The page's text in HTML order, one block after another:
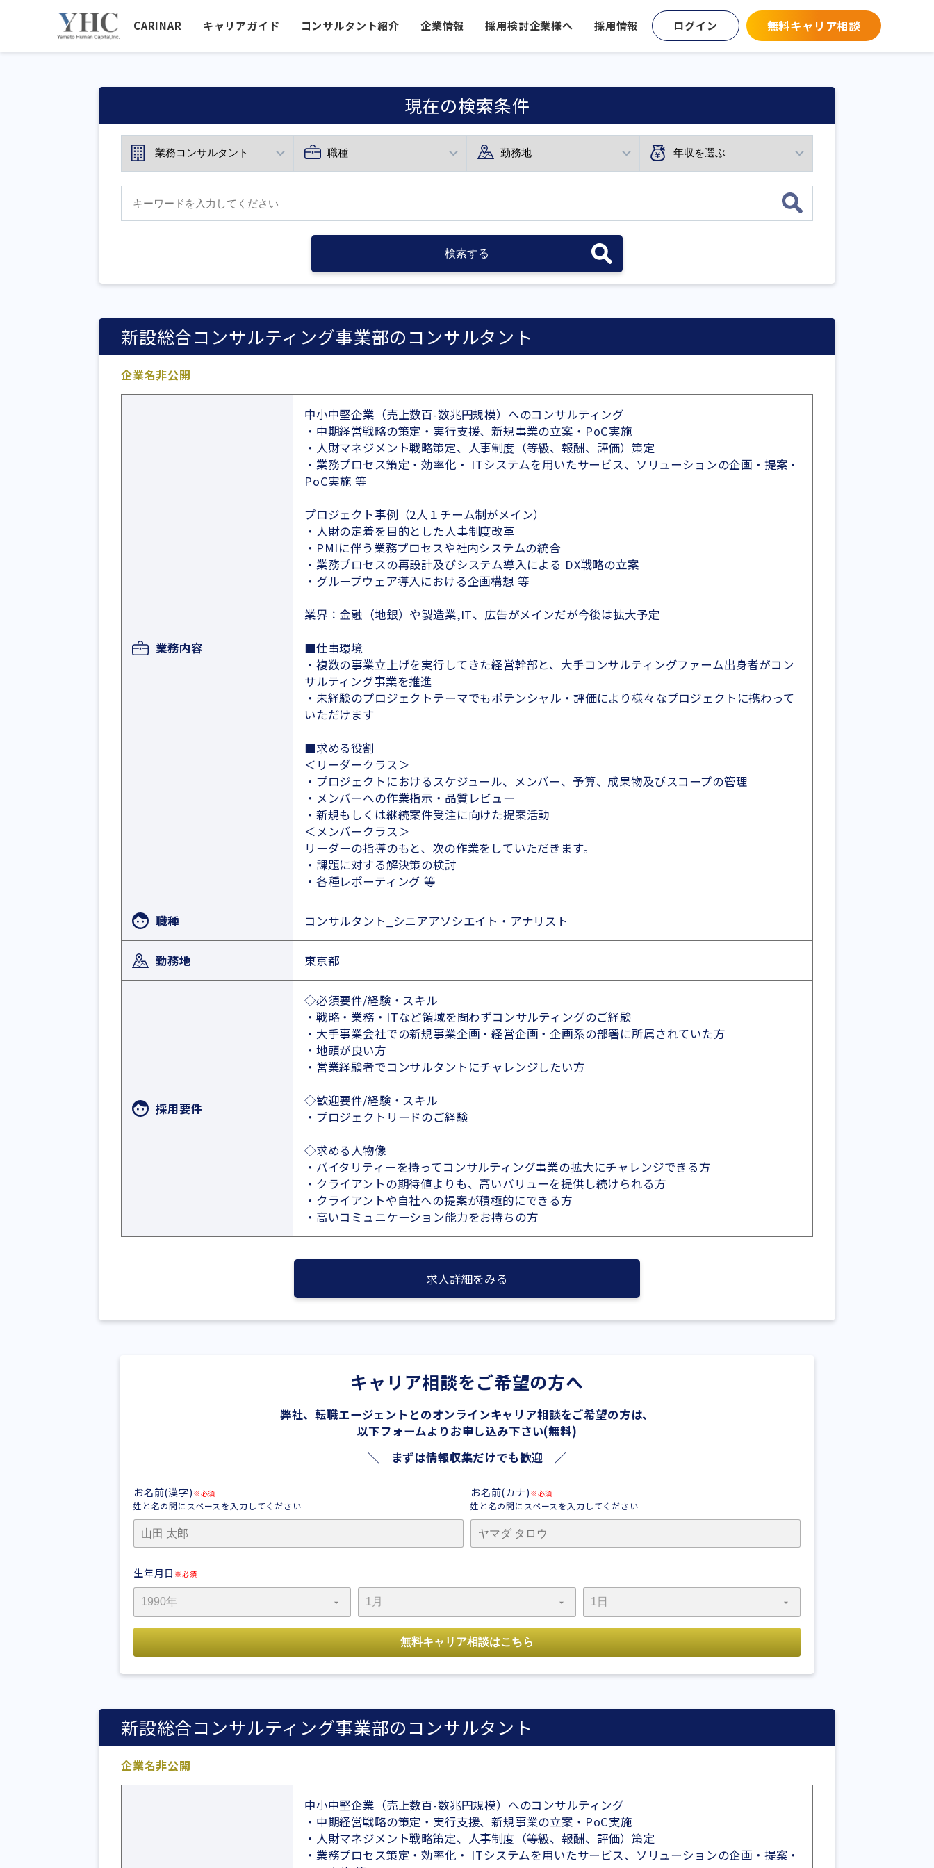
CARINAR キャリアガイド コンサルタント紹介 企業情報 採用検討企業様へ 採用情報 ログイン 無料キャリア相談
現在の検索条件
新設総合コンサルティング事業部のコンサルタント
企業名非公開
業務内容
中小中堅企業（売上数百-数兆円規模）へのコンサルティング
・中期経営戦略の策定・実行支援、新規事業の立案・PoC実施
・人財マネジメント戦略策定、人事制度（等級、報酬、評価）策定
・業務プロセス策定・効率化・ ITシステムを用いたサービス、ソリューションの企画・提案・
PoC実施 等
プロジェクト事例（2人１チーム制がメイン）
・人財の定着を目的とした人事制度改革
・PMIに伴う業務プロセスや社内システムの統合
・業務プロセスの再設計及びシステム導入による DX戦略の立案
・グループウェア導入における企画構想 等
業界：金融（地銀）や製造業,IT、広告がメインだが今後は拡大予定
■仕事環境
・複数の事業立上げを実行してきた経営幹部と、大手コンサルティングファーム出身者がコン
サルティング事業を推進
・未経験のプロジェクトテーマでもポテンシャル・評価により様々なプロジェクトに携わって
いただけます
■求める役割
＜リーダークラス＞
・プロジェクトにおけるスケジュール、メンバー、予算、成果物及びスコープの管理
・メンバーへの作業指示・品質レビュー
・新規もしくは継続案件受注に向けた提案活動
＜メンバークラス＞
リーダーの指導のもと、次の作業をしていただきます。
・課題に対する解決策の検討
・各種レポーティング 等
職種 コンサルタント_シニアアソシエイト・アナリスト
勤務地 東京都
採用要件
◇必須要件/経験・スキル
・戦略・業務・ITなど領域を問わずコンサルティングのご経験
・大手事業会社での新規事業企画・経営企画・企画系の部署に所属されていた方
・地頭が良い方
・営業経験者でコンサルタントにチャレンジしたい方
◇歓迎要件/経験・スキル
・プロジェクトリードのご経験
◇求める人物像
・バイタリティーを持ってコンサルティング事業の拡大にチャレンジできる方
・クライアントの期待値よりも、高いバリューを提供し続けられる方
・クライアントや自社への提案が積極的にできる方
・高いコミュニケーション能力をお持ちの方
求人詳細をみる
キャリア相談をご希望の方へ
弊社、転職エージェントとのオンラインキャリア相談をご希望の方は、
以下フォームよりお申し込み下さい(無料)
＼ まずは情報収集だけでも歓迎 ／
お名前(漢字) ※必須
姓と名の間にスペースを入力してください
お名前(カナ) ※必須
姓と名の間にスペースを入力してください
生年月日 ※必須
新設総合コンサルティング事業部のコンサルタント
企業名非公開
中小中堅企業（売上数百-数兆円規模）へのコンサルティング
・中期経営戦略の策定・実行支援、新規事業の立案・PoC実施
・人財マネジメント戦略策定、人事制度（等級、報酬、評価）策定
・業務プロセス策定・効率化・ ITシステムを用いたサービス、ソリューションの企画・提案・